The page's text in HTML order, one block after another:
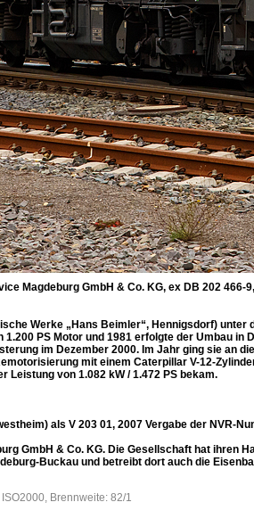
Magdeburg GmbH & Co. KG, ex DB 202 466-
Werke „Hans Beimler“, Hennigsdorf)
PS Motor und 1981 erfolgte der Umbau in
im Dezember 2000. Im Jahr ging sie an
mit einem Caterpillar V-12-
Leistung von 1.082 kW / 1.472 PS bekam.
als V 203 01, 2007 Vergabe der NVR-
GmbH & Co. KG. Die Gesellschaft hat ihren
Buckau und betreibt dort auch die
Brennweite: 82/1